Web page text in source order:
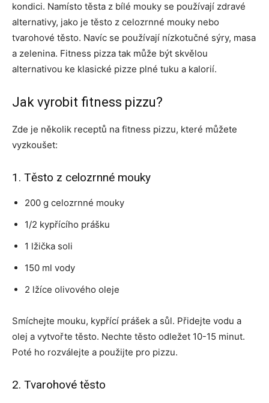
kondici. Namísto těsta z bílé mouky se používají zdravé
alternativy, jako je těsto z celozrnné mouky nebo
tvarohové těsto. Navíc se používají nízkotučné sýry, masa
a zelenina. Fitness pizza tak může být skvělou
alternativou ke klasické pizze plné tuku a kalorií.
Jak vyrobit fitness pizzu?
Zde je několik receptů na fitness pizzu, které můžete
vyzkoušet:
1. Těsto z celozrnné mouky
200 g celozrnné mouky
1/2 kypřícího prášku
1 lžička soli
150 ml vody
2 lžíce olivového oleje
Smíchejte mouku, kypřící prášek a sůl. Přidejte vodu a
olej a vytvořte těsto. Nechte těsto odležet 10-15 minut.
Poté ho rozválejte a použijte pro pizzu.
2. Tvarohové těsto